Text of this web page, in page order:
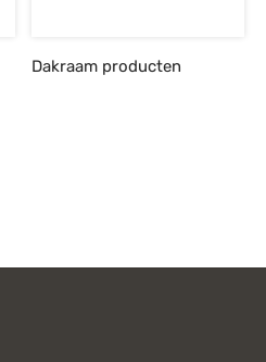
Dakraam producten